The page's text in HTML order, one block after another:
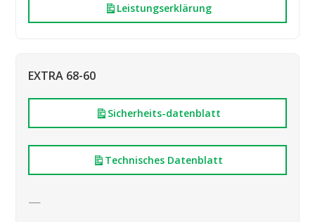
Leistungserklärung
EXTRA 68-60
Sicherheits-datenblatt
Technisches Datenblatt
—